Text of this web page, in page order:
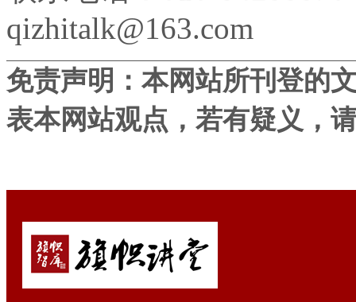
qizhitalk@163.com
免责声明：本网站所刊登的
表本网站观点，若有疑义，